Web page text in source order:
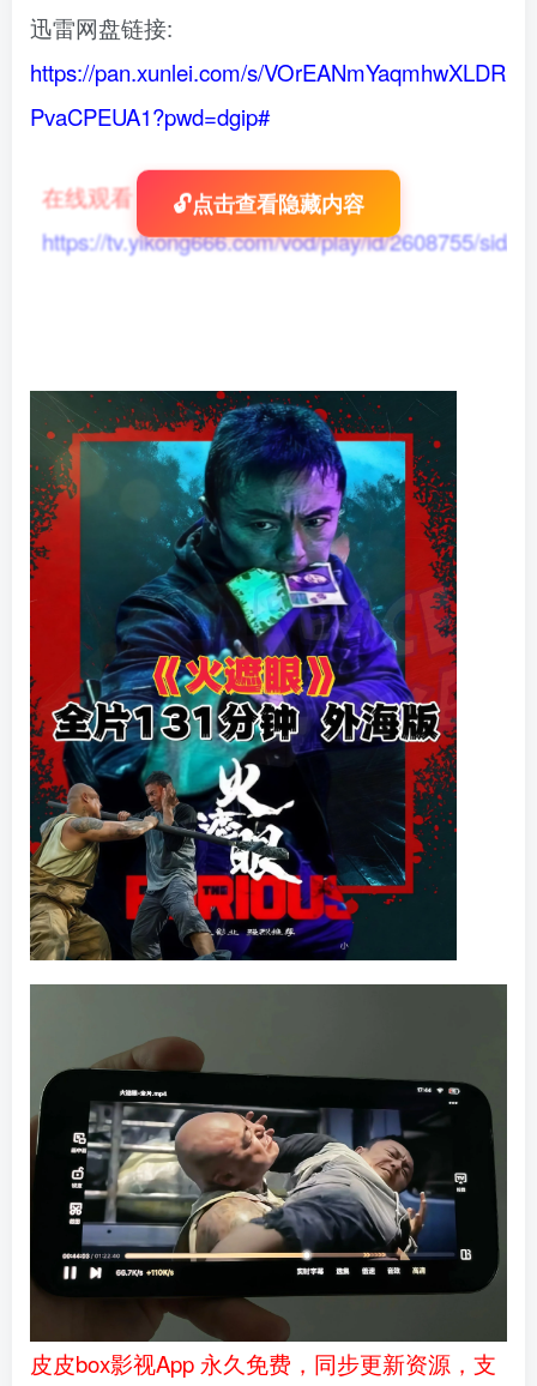
迅雷网盘链接:
https://pan.xunlei.com/s/VOrEANmYaqmhwXLDR
PvaCPEUA1?pwd=dgip#
在线观看
https://tv.yikong666.com/vod/play/id/2608755/sid/
🔓点击查看隐藏内容
皮皮box影视App 永久免费，同步更新资源，支